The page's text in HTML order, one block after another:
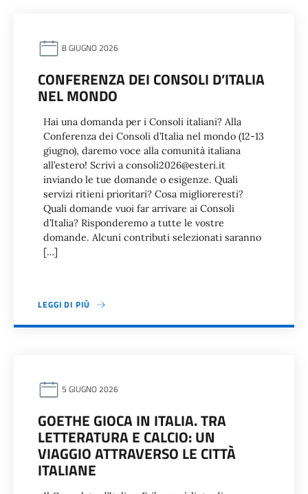
8 GIUGNO 2026
CONFERENZA DEI CONSOLI D’ITALIA
NEL MONDO
Hai una domanda per i Consoli italiani? Alla
Conferenza dei Consoli d’Italia nel mondo (12-13
giugno), daremo voce alla comunità italiana
all’estero! Scrivi a consoli2026@esteri.it
inviando le tue domande o esigenze. Quali
servizi ritieni prioritari? Cosa miglioreresti?
Quali domande vuoi far arrivare ai Consoli
d’Italia? Risponderemo a tutte le vostre
domande. Alcuni contributi selezionati saranno
[…]
LEGGI DI PIÙ
5 GIUGNO 2026
GOETHE GIOCA IN ITALIA. TRA
LETTERATURA E CALCIO: UN
VIAGGIO ATTRAVERSO LE CITTÀ
ITALIANE